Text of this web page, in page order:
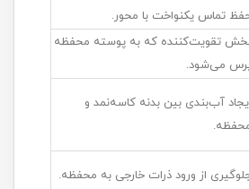
تماس یکنواخت با محور.
تقویت‌کننده که به پوسته محفظه
می‌شود.
آب‌بندی بین بدنه کاسه‌نمد و
از ورود ذرات خارجی به محفظه.